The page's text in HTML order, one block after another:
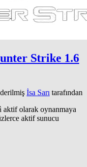
Strike 1.6
İsa Sarı tarafından
aktif olarak oynanmaya
aktif sunucu